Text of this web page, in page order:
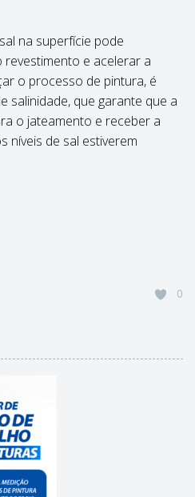
na superfície pode
e acelerar a
o processo de pintura, é
salinidade, que garante que a
o jateamento e receber a
níveis de sal estiverem
0